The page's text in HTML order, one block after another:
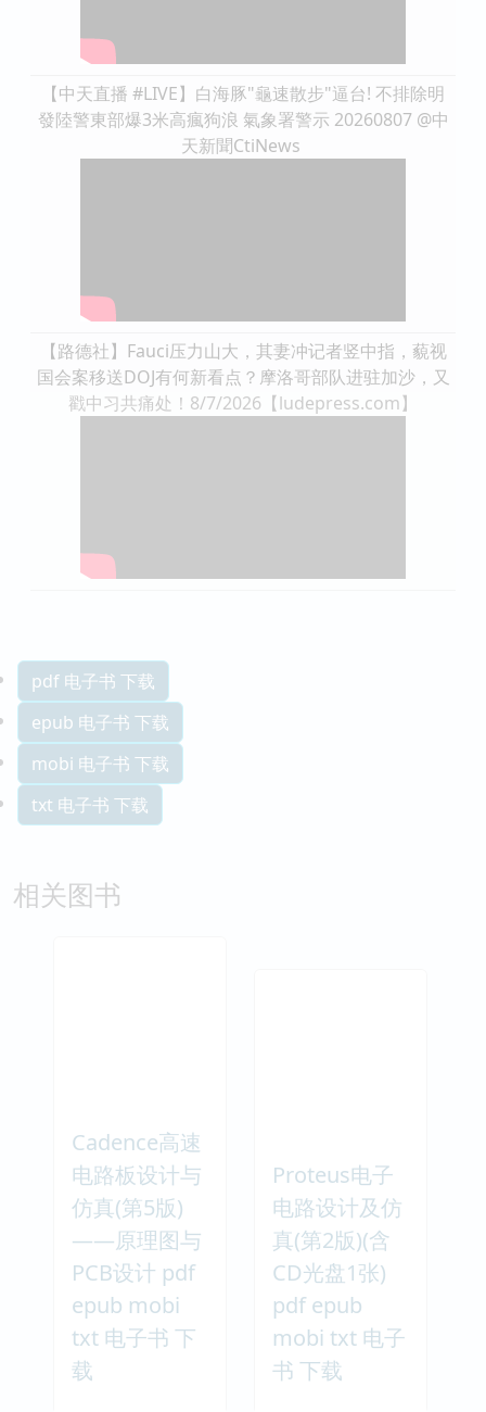
【中天直播 #LIVE】白海豚"龜速散步"逼台! 不排除明
發陸警東部爆3米高瘋狗浪 氣象署警示 20260807 ‪@中
天新聞CtiNews ‬
【路德社】Fauci压力山大，其妻冲记者竖中指，藐视
国会案移送DOJ有何新看点？摩洛哥部队进驻加沙，又
戳中习共痛处！8/7/2026【ludepress.com】
pdf 电子书 下载
epub 电子书 下载
mobi 电子书 下载
txt 电子书 下载
相关图书
Cadence高速
电路板设计与
仿真(第5版)
——原理图与
PCB设计 pdf
epub mobi
txt 电子书 下
载
Proteus电子
电路设计及仿
真(第2版)(含
CD光盘1张)
pdf epub
mobi txt 电子
书 下载